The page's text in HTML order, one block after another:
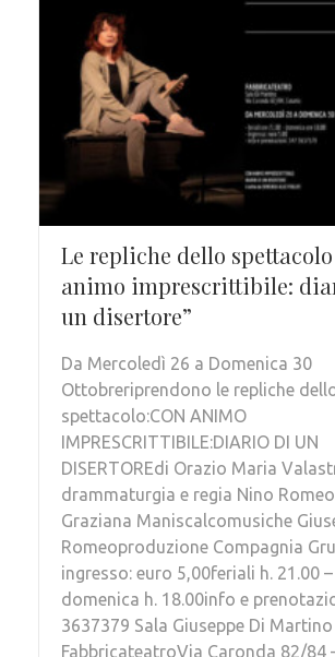
Le repliche dello spettacolo
animo imprescrittibile:
un disertore”
Da Mercoledì 26 a Domenica 30
Ottobreriprendono le repliche
spettacolo:CON ANIMO
IMPRESCRITTIBILE:DIARIO DI UN
DISERTOREdi Orazio Maria
drammaturgia e regia Nino
Graziana Maniscalcomusiche
Romeoproduzione Compagnia
ingresso: euro 5,00feriali h. 21.00 –
domenica h. 18.00info e
3637379 Sala Giuseppe Di Martino
FabbricateatroVia Caronda 82/84